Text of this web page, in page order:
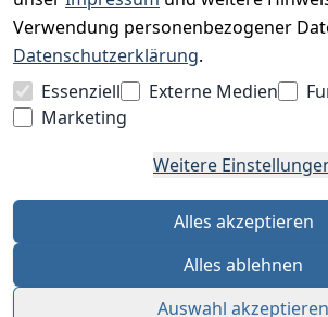
Verwendung personenbezogener
Datenschutzerklärung.
Essenziell
Externe Medien
Marketing
Weitere
Alles akzeptieren
Alles ablehnen
Auswahl akzeptieren
BEQUEM BEZAHLEN MIT
WIR VERSENDEN MIT